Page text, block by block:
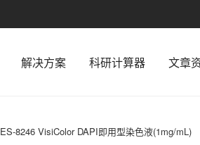
解决方案 科研计算器 文章
ES-8246 VisiColor DAPI即用型染色液(1mg/mL)